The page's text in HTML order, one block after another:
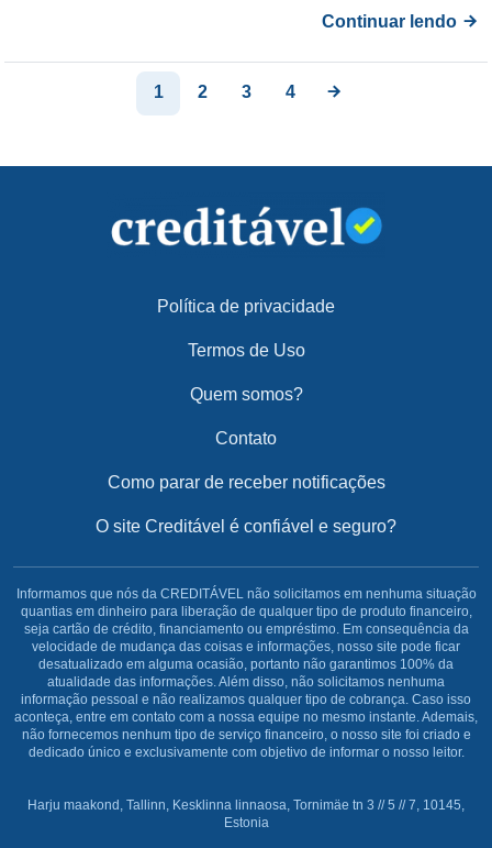
Continuar lendo
1 2 3 4
Política de privacidade
Termos de Uso
Quem somos?
Contato
Como parar de receber notificações
O site Creditável é confiável e seguro?
Informamos que nós da CREDITÁVEL não solicitamos em nenhuma situação
quantias em dinheiro para liberação de qualquer tipo de produto financeiro,
seja cartão de crédito, financiamento ou empréstimo. Em consequência da
velocidade de mudança das coisas e informações, nosso site pode ficar
desatualizado em alguma ocasião, portanto não garantimos 100% da
atualidade das informações. Além disso, não solicitamos nenhuma
informação pessoal e não realizamos qualquer tipo de cobrança. Caso isso
aconteça, entre em contato com a nossa equipe no mesmo instante. Ademais,
não fornecemos nenhum tipo de serviço financeiro, o nosso site foi criado e
dedicado único e exclusivamente com objetivo de informar o nosso leitor.
Harju maakond, Tallinn, Kesklinna linnaosa, Tornimäe tn 3 // 5 // 7, 10145,
Estonia